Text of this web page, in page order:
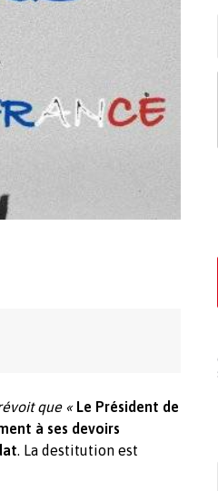
que « Le Président de
à ses devoirs
. La destitution est